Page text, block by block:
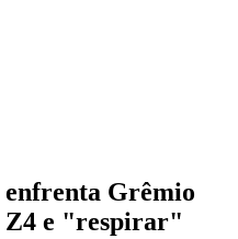
Grêmio
Z4 e "respirar"